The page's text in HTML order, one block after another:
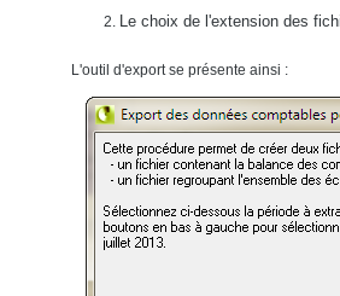
Le choix de l'extension des
L'outil d'export se présente ainsi :